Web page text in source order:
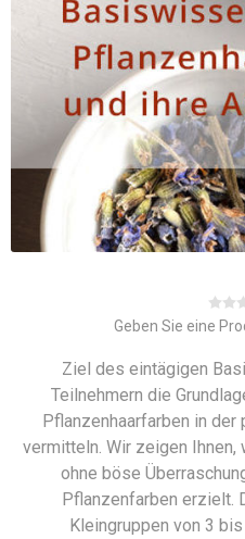
Geben Sie eine
Ziel des eintägigen
Teilnehmern die
Pflanzenhaarfarben in der
vermitteln. Wir zeigen Ihnen,
ohne böse
Pflanzenfarben erzielt.
Kleingruppen von 3